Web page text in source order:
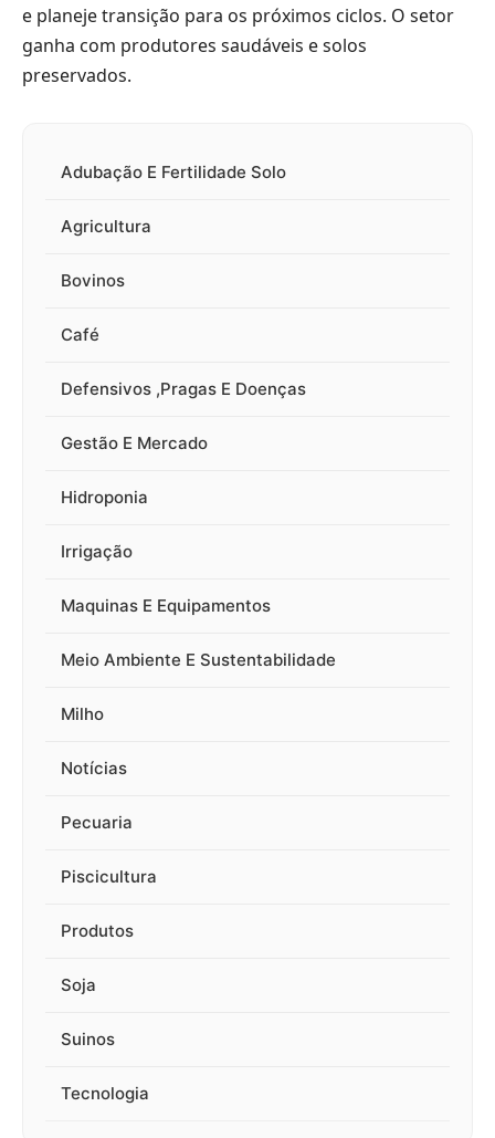
e planeje transição para os próximos ciclos. O setor
ganha com produtores saudáveis e solos
preservados.
Adubação E Fertilidade Solo
Agricultura
Bovinos
Café
Defensivos ,Pragas E Doenças
Gestão E Mercado
Hidroponia
Irrigação
Maquinas E Equipamentos
Meio Ambiente E Sustentabilidade
Milho
Notícias
Pecuaria
Piscicultura
Produtos
Soja
Suinos
Tecnologia